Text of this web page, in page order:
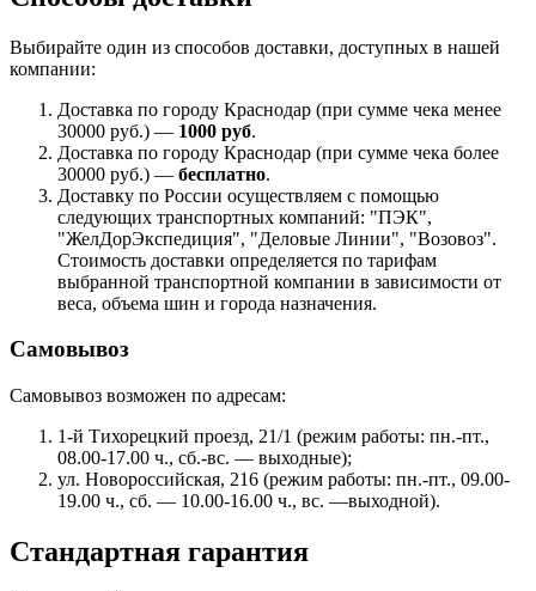
Выбирайте один из способов доставки, доступных в нашей
компании:
Доставка по городу Краснодар (при сумме чека менее
30000 руб.) — 1000 руб.
Доставка по городу Краснодар (при сумме чека более
30000 руб.) — бесплатно.
Доставку по России осуществляем с помощью
следующих транспортных компаний: "ПЭК",
"ЖелДорЭкспедиция", "Деловые Линии", "Возовоз".
Стоимость доставки определяется по тарифам
выбранной транспортной компании в зависимости от
веса, объема шин и города назначения.
Самовывоз
Самовывоз возможен по адресам:
1-й Тихорецкий проезд, 21/1 (режим работы: пн.-пт.,
08.00-17.00 ч., сб.-вс. — выходные);
ул. Новороссийская, 216 (режим работы: пн.-пт., 09.00-
19.00 ч., сб. — 10.00-16.00 ч., вс. —выходной).
Стандартная гарантия